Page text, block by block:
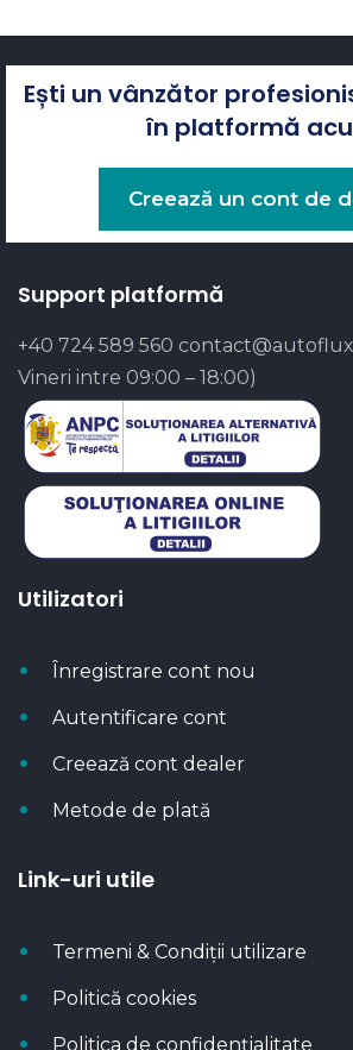
Ești un vânzător
în platformă
Creează un cont de
Support platformă
+40 724 589 560
Vineri intre 09:00 – 18:00)
Utilizatori
Înregistrare cont nou
Autentificare cont
Creează cont dealer
Metode de plată
Link-uri utile
Termeni & Condiții utilizare
Politică cookies
Politica de confidențialitate